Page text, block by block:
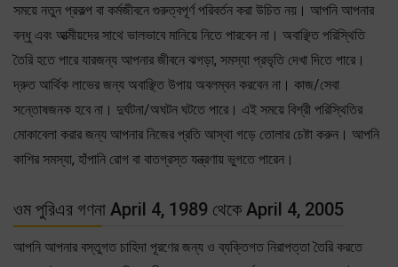
সময়ে নতুন প্রকল্প বা কর্মজীবনে গুরুত্বপূর্ণ পরিবর্তন করা উচিত নয়। আপনি আপনার
বন্ধু এবং আত্মীয়দের সাথে ভালভাবে মানিয়ে নিতে পারবেন না। অবাঞ্ছিত পরিস্থিতি
তৈরি হতে পারে যারজন্য আপনার জীবনে ঝগড়া, সমস্যা প্রভৃতি দেখা দিতে পারে।
দ্রুত আর্থিক লাভের জন্য অবাঞ্ছিত উপায় অবলম্বন করবেন না। কাজ/সেবা
সন্তোষজনক হবে না। দুর্ঘটনা/অঘটন ঘটতে পারে। এই সময়ে বিশ্রী পরিস্থিতির
মোকাবেলা করার জন্য আপনার নিজের প্রতি আস্থা গড়ে তোলার চেষ্টা করুন। আপনি
কাশির সমস্যা, হাঁপানি রোগ বা বাতগ্রস্ত যন্ত্রণায় ভুগতে পারেন।
ওম পুরিএর গণনা April 4, 1989 থেকে April 4, 2005
আপনি আপনার বস্তুগত চাহিদা পূরণের জন্য ও ব্যক্তিগত নিরাপত্তা তৈরি করতে